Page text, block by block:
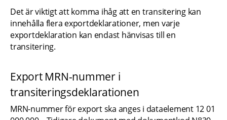
Det är viktigt att komma ihåg att en transitering kan
innehålla flera exportdeklarationer, men varje
exportdeklaration kan endast hänvisas till en
transitering.
Export MRN-nummer i
transiteringsdeklarationen
MRN-nummer för export ska anges i dataelement 12 01